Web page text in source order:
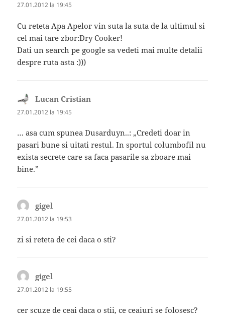
27.01.2012 la 19:45
Cu reteta Apa Apelor vin suta la suta de la ultimul si
cel mai tare zbor:Dry Cooker!
Dati un search pe google sa vedeti mai multe detalii
despre ruta asta :)))
Lucan Cristian
27.01.2012 la 19:45
… asa cum spunea Dusarduyn..: „Credeti doar in
pasari bune si uitati restul. In sportul columbofil nu
exista secrete care sa faca pasarile sa zboare mai
bine.”
gigel
27.01.2012 la 19:53
zi si reteta de cei daca o sti?
gigel
27.01.2012 la 19:55
cer scuze de ceai daca o stii, ce ceaiuri se folosesc?